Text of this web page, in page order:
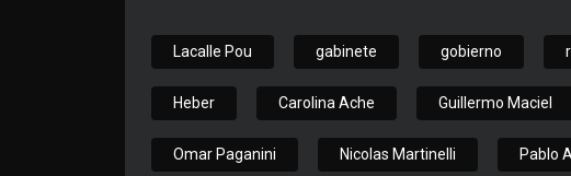
Lacalle Pou gabinete gobierno
Heber Carolina Ache Guillermo Maciel
Omar Paganini Nicolas Martinelli Pablo